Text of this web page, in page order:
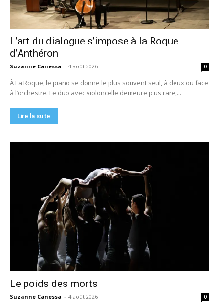
L’art du dialogue s’impose à la Roque
d’Anthéron
Suzanne Canessa - 4 août 2026 0
À La Roque, le piano se donne le plus souvent seul, à deux ou face
à l’orchestre. Le duo avec violoncelle demeure plus rare,...
Lire la suite
Le poids des morts
Suzanne Canessa - 4 août 2026 0